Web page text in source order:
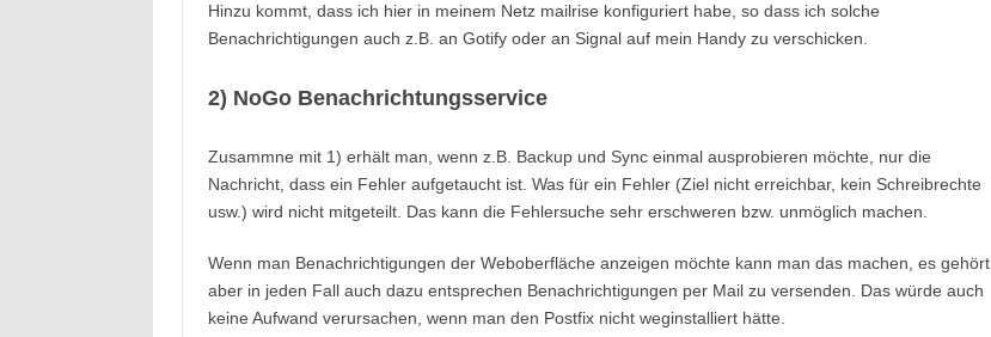
Hinzu kommt, dass ich hier in meinem Netz mailrise konfiguriert habe, so dass ich solche
Benachrichtigungen auch z.B. an Gotify oder an Signal auf mein Handy zu verschicken.
2) NoGo Benachrichtungsservice
Zusammne mit 1) erhält man, wenn z.B. Backup und Sync einmal ausprobieren möchte, nur die
Nachricht, dass ein Fehler aufgetaucht ist. Was für ein Fehler (Ziel nicht erreichbar, kein Schreibrechte
usw.) wird nicht mitgeteilt. Das kann die Fehlersuche sehr erschweren bzw. unmöglich machen.
Wenn man Benachrichtigungen der Weboberfläche anzeigen möchte kann man das machen, es gehört
aber in jeden Fall auch dazu entsprechen Benachrichtigungen per Mail zu versenden. Das würde auch
keine Aufwand verursachen, wenn man den Postfix nicht weginstalliert hätte.